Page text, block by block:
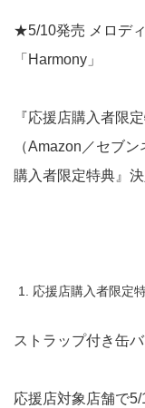
★5/10発売 メロデ
「Harmony」
『応援店購入者限
（Amazon／セブ
購入者限定特典』決
応援店購入者限定
ストラップ付き缶
応援店対象店舗で